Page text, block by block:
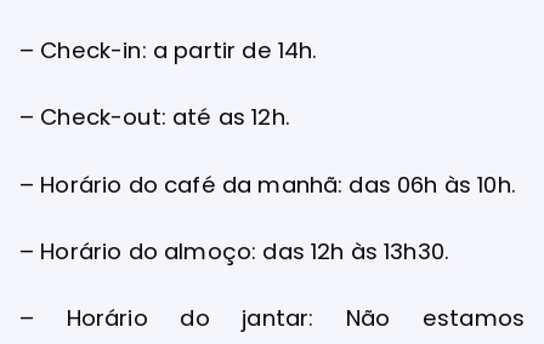
– Check-in: a partir de 14h.
– Check-out: até as 12h.
– Horário do café da manhã: das 06h às 10h.
– Horário do almoço: das 12h às 13h30.
– Horário do jantar: Não estamos